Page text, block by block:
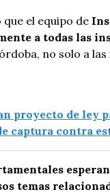
el equipo de
a todas las
no solo a
proyecto de ley
captura contra
temas